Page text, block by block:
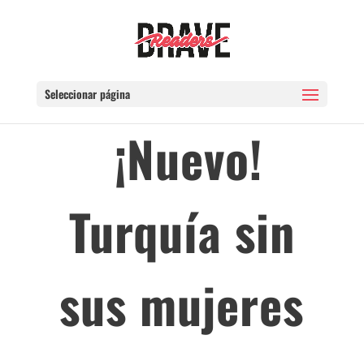
Seleccionar página
¡Nuevo!
Turquía sin
sus mujeres